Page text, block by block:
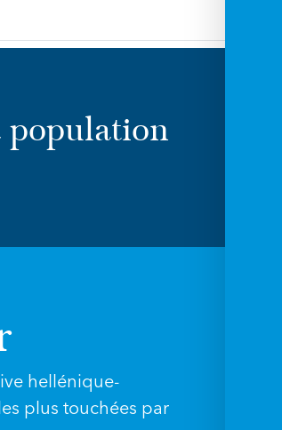
population
hellénique-
plus touchées par